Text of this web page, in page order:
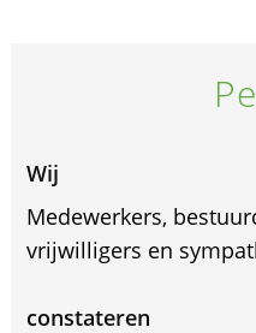
Wij
Medewerkers,
vrijwilligers en
constateren